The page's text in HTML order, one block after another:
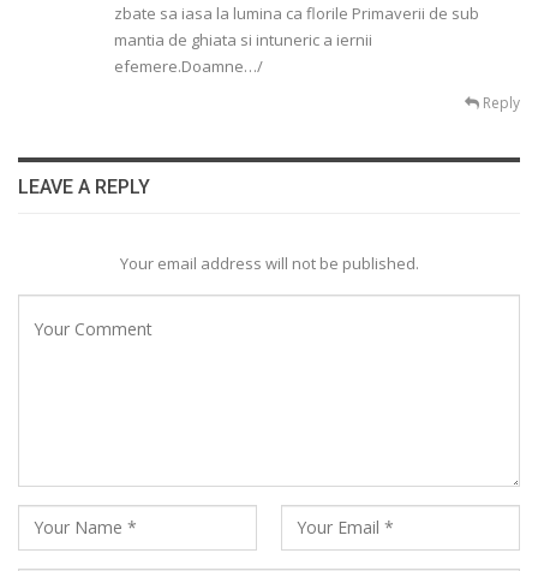
zbate sa iasa la lumina ca florile Primaverii de sub
mantia de ghiata si intuneric a iernii
efemere.Doamne…/
Reply
LEAVE A REPLY
Your email address will not be published.